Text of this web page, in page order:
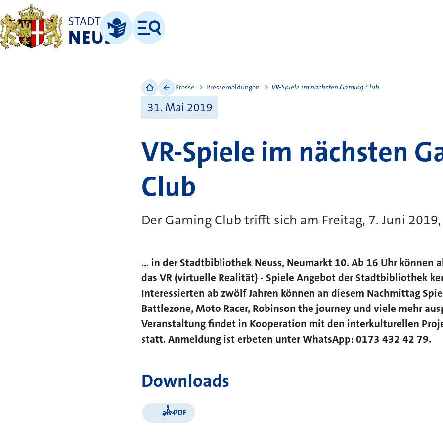
STADT
NEUSSLeichte Sprache
Menü
Presse Pressemeldungen VR-Spiele im nächsten Gaming Club
31. Mai 2019
VR-Spiele im nächsten
Club
Der Gaming Club trifft sich am Freitag, 7. Juni 2019,
... in der Stadtbibliothek Neuss, Neumarkt 10. Ab 16 Uhr können
das VR (virtuelle Realität) - Spiele Angebot der Stadtbibliothek
Interessierten ab zwölf Jahren können an diesem Nachmittag
Battlezone, Moto Racer, Robinson the journey und viele mehr
Veranstaltung findet in Kooperation mit den interkulturellen
statt. Anmeldung ist erbeten unter WhatsApp: 0173 432 42 79.
Downloads
als PDF